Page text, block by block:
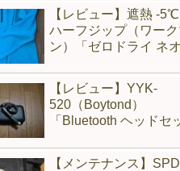
【レビュー】遮熱 -
ハーフジップ（ワーク
ン）「ゼロドライ ネオ
【レビュー】YYK-
520（‎Boytond）
「Bluetooth ヘッド
【メンテナンス】